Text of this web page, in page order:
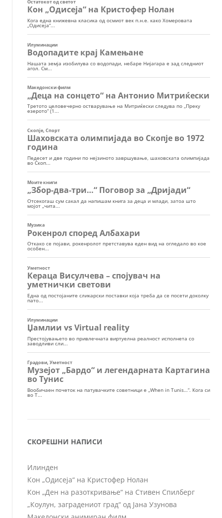
СКОРЕШНИ НАПИСИ
Илинден
Кон „Одисеја“ на Кристофер Нолан
Кон „Ден на разоткривање“ на Стивен Спилберг
„Коулун, заградениот град“ од Јана Узунова